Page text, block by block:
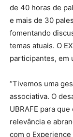
de 40 horas de
e mais de 30
fomentando
temas atuais. O
participantes, em
“Tivemos uma
associativa. O
UBRAFE para
relevância e
com o